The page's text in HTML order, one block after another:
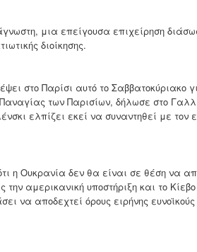
μια επείγουσα επιχείρηση
διοίκησης.
στο Παρίσι αυτό το Σαββατοκύριακο
των Παρισίων, δήλωσε στο
ελπίζει εκεί να συναντηθεί με τον
η Ουκρανία δεν θα είναι σε θέση να
αμερικανική υποστήριξη και το
να αποδεχτεί όρους ειρήνης ευνοϊκούς